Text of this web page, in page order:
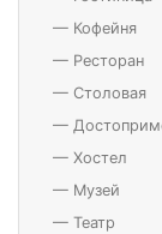
— Кофейня
— Ресторан
— Столовая
—
— Хостел
— Музей
— Театр